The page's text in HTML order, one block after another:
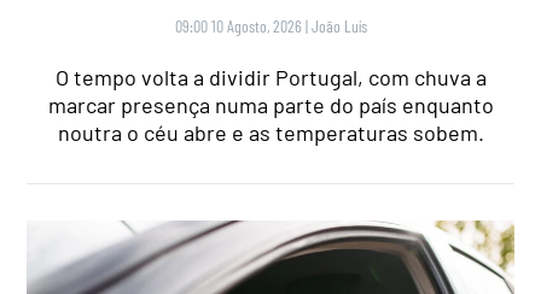
09:00 10 Agosto, 2026 |João Luís
O tempo volta a dividir Portugal, com chuva a
marcar presença numa parte do país enquanto
noutra o céu abre e as temperaturas sobem.